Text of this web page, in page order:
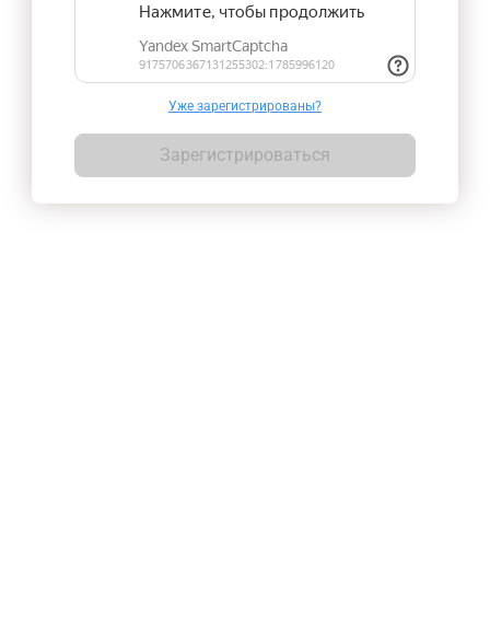
Уже зарегистрированы?
Зарегистрироваться